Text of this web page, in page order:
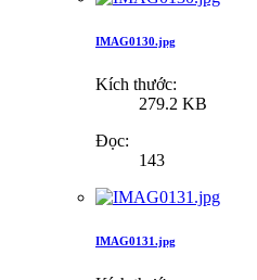
IMAG0130.jpg
Kích thước:
279.2 KB
Đọc:
143
IMAG0131.jpg